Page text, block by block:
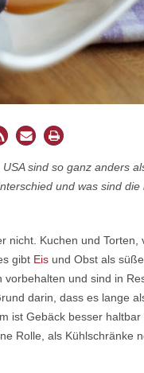
sind so ganz anders
und was sind die
nicht. Kuchen und
gibt Eis und Obst als
vorbehalten und sind in
darin, dass es lange
ist Gebäck besser
Rolle, als Kühlschränke